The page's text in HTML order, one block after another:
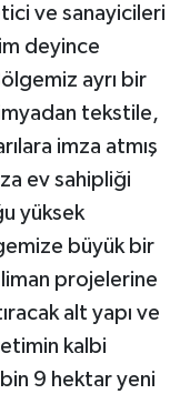
ve sanayicileri
deyince
ayrı bir
tekstile,
imza atmış
ev sahipliği
yüksek
büyük bir
projelerine
alt yapı ve
kalbi
bin 9 hektar yeni